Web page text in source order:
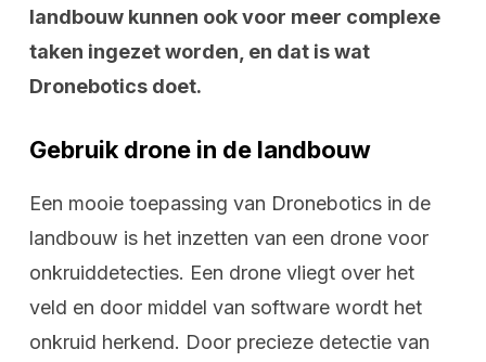
landbouw kunnen ook voor meer complexe
taken ingezet worden, en dat is wat
Dronebotics doet.
Gebruik drone in de landbouw
Een mooie toepassing van Dronebotics in de
landbouw is het inzetten van een drone voor
onkruiddetecties. Een drone vliegt over het
veld en door middel van software wordt het
onkruid herkend. Door precieze detectie van